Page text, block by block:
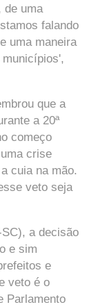
de uma
falando
uma maneira
que a
a 20ª
começo
crise
cuia na mão.
veto seja
a decisão
e sim
e
veto é o
Parlamento